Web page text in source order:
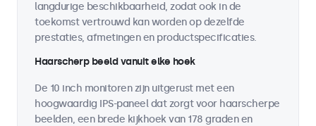
langdurige beschikbaarheid, zodat ook in de
toekomst vertrouwd kan worden op dezelfde
prestaties, afmetingen en productspecificaties.
Haarscherp beeld vanuit elke hoek
De 10 inch monitoren zijn uitgerust met een
hoogwaardig IPS-paneel dat zorgt voor haarscherpe
beelden, een brede kijkhoek van 178 graden en